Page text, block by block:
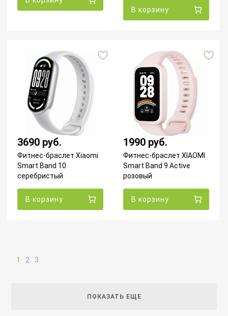
В корзину
3690 руб.
Фитнес-браслет Xiaomi
Smart Band 10
серебристый
В корзину
1990 руб.
Фитнес-браслет XIAOMI
Smart Band 9 Active
розовый
В корзину
1 2 3
ПОКАЗАТЬ ЕЩЕ